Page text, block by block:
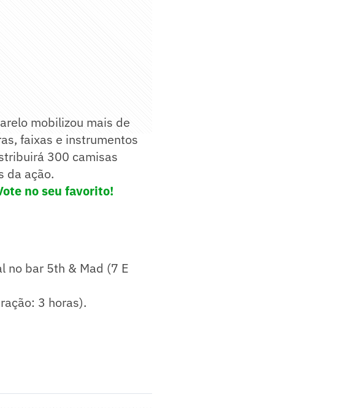
mobilizou mais de
faixas e instrumentos
300 camisas
da ação.
no seu favorito!
no bar 5th & Mad (7 E
3 horas).